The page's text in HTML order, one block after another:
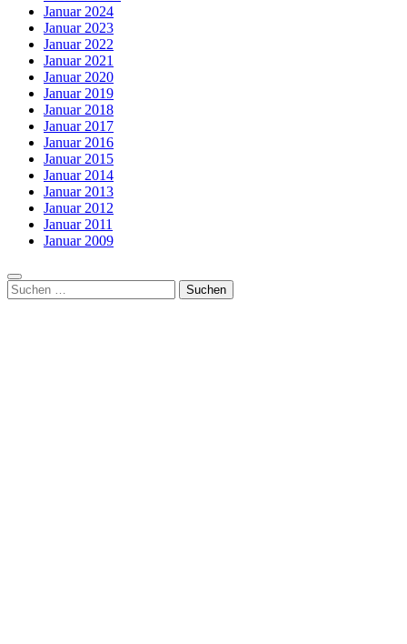
Januar 2024
Januar 2023
Januar 2022
Januar 2021
Januar 2020
Januar 2019
Januar 2018
Januar 2017
Januar 2016
Januar 2015
Januar 2014
Januar 2013
Januar 2012
Januar 2011
Januar 2009
Suchen
nach: